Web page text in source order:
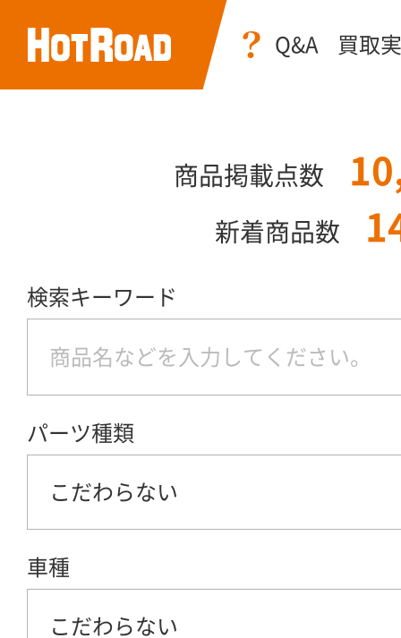
Q&A 買取
商品掲載点数
新着商品数
検索キーワード
パーツ種類
こだわらない
車種
こだわらない